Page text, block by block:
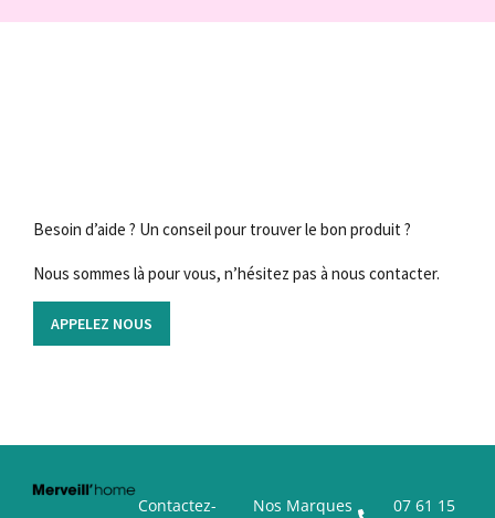
Besoin d’aide ? Un conseil pour trouver le bon produit ?
Nous sommes là pour vous, n’hésitez pas à nous contacter.
APPELEZ NOUS
Contactez-
Nos Marques
07 61 15